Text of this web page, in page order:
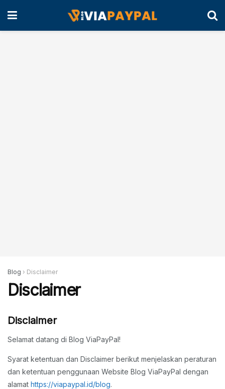
Blog › Disclaimer
Disclaimer
Disclaimer
Selamat datang di Blog ViaPayPal!
Syarat ketentuan dan Disclaimer berikut menjelaskan peraturan
dan ketentuan penggunaan Website Blog ViaPayPal dengan
alamat https://viapaypal.id/blog.